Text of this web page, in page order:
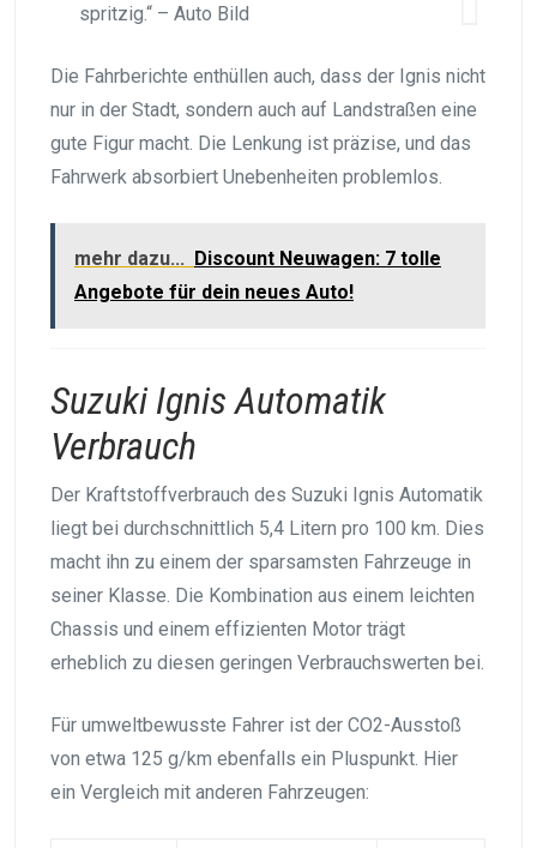
spritzig.“ – Auto Bild
Die Fahrberichte enthüllen auch, dass der Ignis nicht
nur in der Stadt, sondern auch auf Landstraßen eine
gute Figur macht. Die Lenkung ist präzise, und das
Fahrwerk absorbiert Unebenheiten problemlos.
mehr dazu... Discount Neuwagen: 7 tolle
Angebote für dein neues Auto!
Suzuki Ignis Automatik
Verbrauch
Der Kraftstoffverbrauch des Suzuki Ignis Automatik
liegt bei durchschnittlich 5,4 Litern pro 100 km. Dies
macht ihn zu einem der sparsamsten Fahrzeuge in
seiner Klasse. Die Kombination aus einem leichten
Chassis und einem effizienten Motor trägt
erheblich zu diesen geringen Verbrauchswerten bei.
Für umweltbewusste Fahrer ist der CO2-Ausstoß
von etwa 125 g/km ebenfalls ein Pluspunkt. Hier
ein Vergleich mit anderen Fahrzeugen: